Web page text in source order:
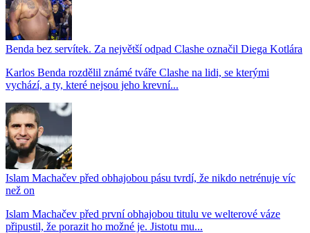
Benda bez servítek. Za největší odpad Clashe označil Diega Kotlára
Karlos Benda rozdělil známé tváře Clashe na lidi, se kterými
vychází, a ty, které nejsou jeho krevní...
Islam Machačev před obhajobou pásu tvrdí, že nikdo netrénuje víc
než on
Islam Machačev před první obhajobou titulu ve welterové váze
připustil, že porazit ho možné je. Jistotu mu...